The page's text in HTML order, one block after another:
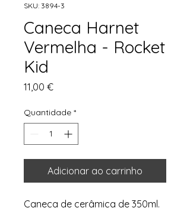
SKU: 3894-3
Caneca Harnet
Vermelha - Rocket
Kid
11,00 €Preço
Quantidade *
Adicionar ao carrinho
Caneca de cerâmica de 350ml.